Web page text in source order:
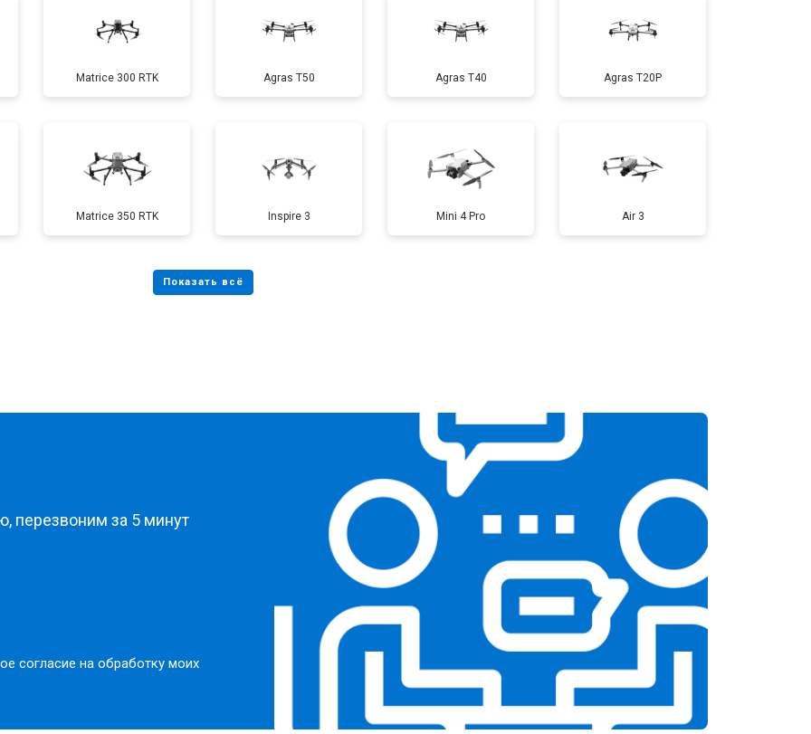
от 70 мин от 1800 ₽ Заказать
от 60 мин от 2800 ₽ Заказать
от 3600 ₽
Matrice 300 RTK Agras T50 Agras T40 Agras T20P
Matrice 350 RTK Inspire 3 Mini 4 Pro Air 3
перезвоним за 5 минут
согласие на обработку моих